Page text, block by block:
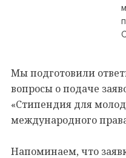
Мы подготовили
вопросы о подаче
«Стипендия для
международного
Напоминаем, что